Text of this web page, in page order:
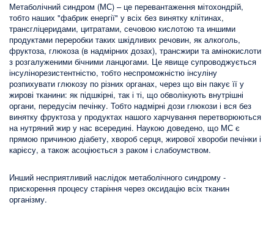
Метаболічний синдром (МС) – це перевантаження мітохондрій,
тобто наших "фабрик енергії" у всіх без винятку клітинах,
трансгліцеридами, цитратами, сечовою кислотою та иншими
продуктами переробки таких шкідливих речовин, як алкоголь,
фруктоза, глюкоза (в надмірних дозах), трансжири та амінокислоти
з розгалуженими бічними ланцюгами. Це явище супроводжується
інсулінорезистентністю, тобто неспроможністю інсуліну
розпихувати глюкозу по різних органах, через що він пакує її у
жирові тканини: як підшкірні, так і ті, що обволікують внутрішні
органи, передусім печінку. Тобто надмірні дози глюкози і вся без
винятку фруктоза у продуктах нашого харчування перетворюються
на нутряний жир у нас всередині. Наукою доведено, що МС є
прямою причиною діабету, хвороб серця, жирової хвороби печінки і
карієсу, а також асоціюється з раком і слабоумством.
Инший несприятливий наслідок метаболічного синдрому -
прискорення процесу старіння через оксидацію всіх тканин
організму.